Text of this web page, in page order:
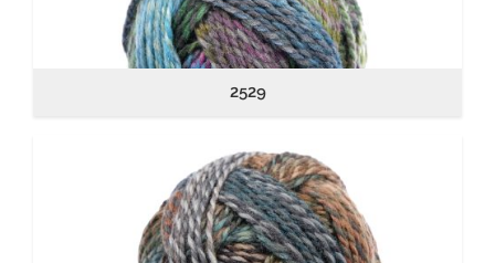
2529